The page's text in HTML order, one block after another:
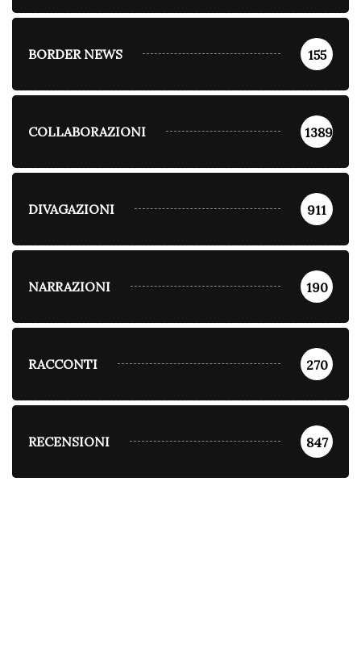
BORDER NEWS 155
COLLABORAZIONI 1389
DIVAGAZIONI 911
NARRAZIONI 190
RACCONTI 270
RECENSIONI 847